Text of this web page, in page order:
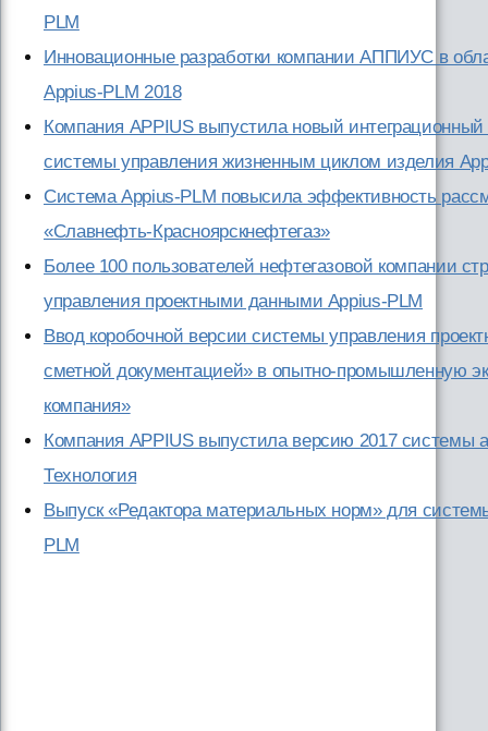
PLM
Инновационные разработки компании АППИУС в
Appius-PLM 2018
Компания APPIUS выпустила новый
системы управления жизненным циклом изделия
Система Appius-PLM повысила эффективность
«Славнефть-Красноярскнефтегаз»
Более 100 пользователей нефтегазовой компании
управления проектными данными Appius-PLM
Ввод коробочной версии системы управления
сметной документацией» в опытно-промышленную
компания»
Компания APPIUS выпустила версию 2017 системы
Технология
Выпуск «Редактора материальных норм» для
PLM